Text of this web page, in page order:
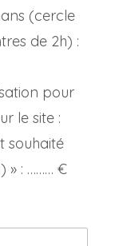
(cercle
de 2h) :
pour
le site :
souhaité
» : ……… €